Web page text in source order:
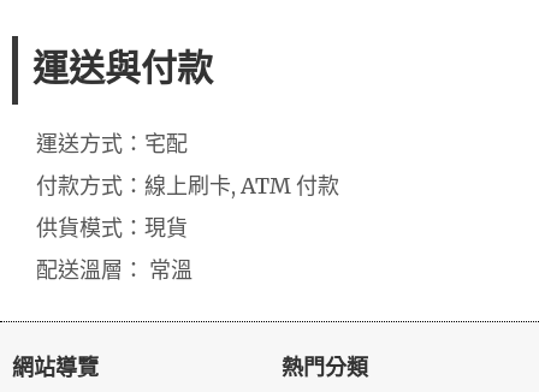
運送與付款
運送方式：宅配
付款方式：線上刷卡, ATM 付款
供貨模式：現貨
配送溫層： 常溫
網站導覽 熱門分類